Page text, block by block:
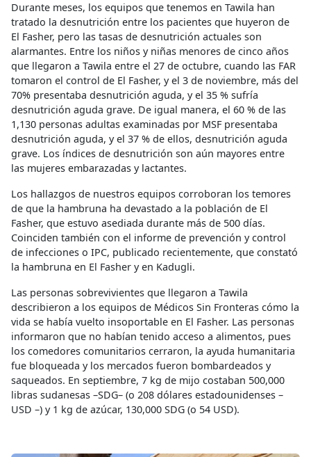
Durante meses, los equipos que tenemos en Tawila han
tratado la desnutrición entre los pacientes que huyeron de
El Fasher, pero las tasas de desnutrición actuales son
alarmantes. Entre los niños y niñas menores de cinco años
que llegaron a Tawila entre el 27 de octubre, cuando las FAR
tomaron el control de El Fasher, y el 3 de noviembre, más del
70% presentaba desnutrición aguda, y el 35 % sufría
desnutrición aguda grave. De igual manera, el 60 % de las
1,130 personas adultas examinadas por MSF presentaba
desnutrición aguda, y el 37 % de ellos, desnutrición aguda
grave. Los índices de desnutrición son aún mayores entre
las mujeres embarazadas y lactantes.
Los hallazgos de nuestros equipos corroboran los temores
de que la hambruna ha devastado a la población de El
Fasher, que estuvo asediada durante más de 500 días.
Coinciden también con el informe de prevención y control
de infecciones o IPC, publicado recientemente, que constató
la hambruna en El Fasher y en Kadugli.
Las personas sobrevivientes que llegaron a Tawila
describieron a los equipos de Médicos Sin Fronteras cómo la
vida se había vuelto insoportable en El Fasher. Las personas
informaron que no habían tenido acceso a alimentos, pues
los comedores comunitarios cerraron, la ayuda humanitaria
fue bloqueada y los mercados fueron bombardeados y
saqueados. En septiembre, 7 kg de mijo costaban 500,000
libras sudanesas –SDG– (o 208 dólares estadounidenses –
USD –) y 1 kg de azúcar, 130,000 SDG (o 54 USD).